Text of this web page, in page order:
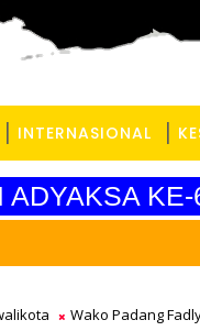
INTERNASIONAL
Wako Padang